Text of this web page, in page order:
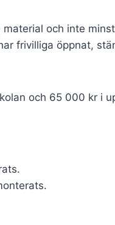
och inte
frivilliga öppnat,
och 65 000 kr i